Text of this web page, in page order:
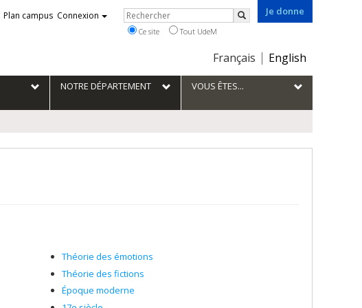
Je donne
Choix
la
langue
Français English
Plan campus Connexion Rechercher
Rechercher
Ce site Tout UdeM
NOTRE DÉPARTEMENT VOUS ÊTES...
Théorie des émotions
Théorie des fictions
Époque moderne